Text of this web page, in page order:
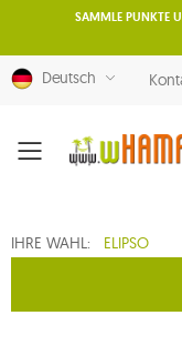
SAMMLE PUNKTE
Deutsch
Menu
IHRE WAHL: ELIPSO